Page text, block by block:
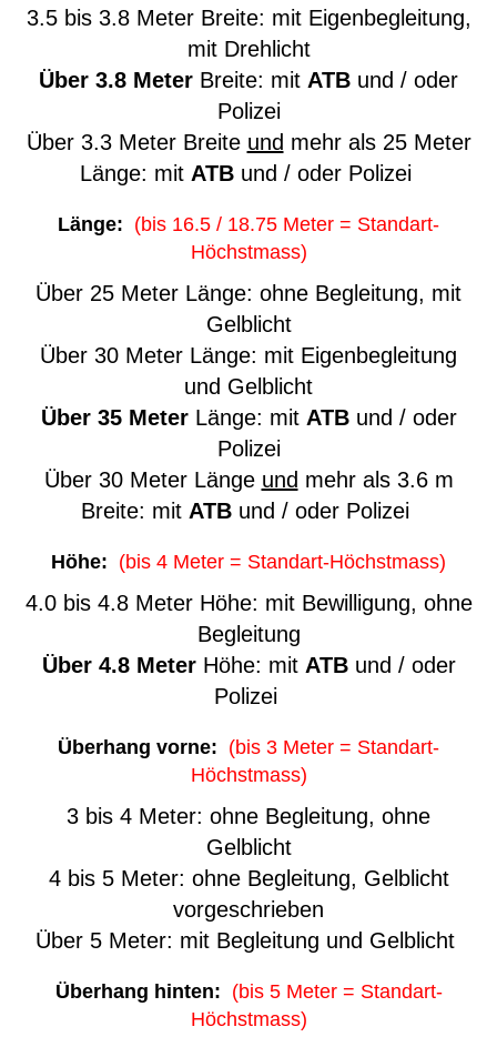
3.5 bis 3.8 Meter Breite: mit Eigenbegleitung,
mit Drehlicht
Über 3.8 Meter Breite: mit ATB und / oder
Polizei
Über 3.3 Meter Breite und mehr als 25 Meter
Länge: mit ATB und / oder Polizei
Länge: (bis 16.5 / 18.75 Meter = Standart-
Höchstmass)
Über 25 Meter Länge: ohne Begleitung, mit
Gelblicht
Über 30 Meter Länge: mit Eigenbegleitung
und Gelblicht
Über 35 MeterLänge: mit ATB und / oder
Polizei
Über 30 Meter Länge und mehr als 3.6 m
Breite: mit ATB und / oder Polizei
Höhe: (bis 4 Meter = Standart-Höchstmass)
4.0 bis 4.8 Meter Höhe: mit Bewilligung, ohne
Begleitung
Über 4.8 MeterHöhe: mit ATB und / oder
Polizei
Überhang vorne: (bis 3 Meter = Standart-
Höchstmass)
3 bis 4 Meter: ohne Begleitung, ohne
Gelblicht
4 bis 5 Meter: ohne Begleitung, Gelblicht
vorgeschrieben
Über 5 Meter: mit Begleitung und Gelblicht
Überhang hinten: (bis 5 Meter = Standart-
Höchstmass)